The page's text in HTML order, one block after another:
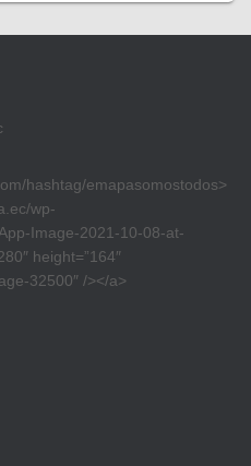
hashtag/emapasomostodos>
wp-
Image-2021-10-08-at-
height=”164″
32500″ /></a>